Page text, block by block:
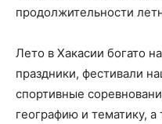
продолжительности
Лето в Хакасии богато
праздники, фестивали
спортивные
географию и тематику, а